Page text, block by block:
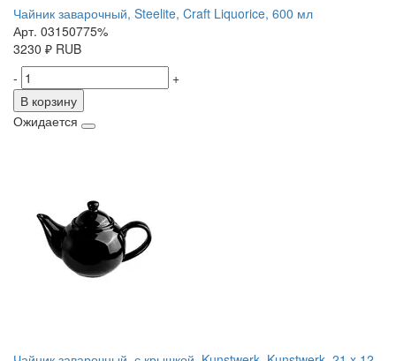
Чайник заварочный, Steelite, Craft Liquorice, 600 мл
Арт. 03150775%
3230 ₽ RUB
-
+
В корзину
Ожидается